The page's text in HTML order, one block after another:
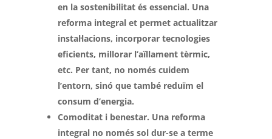
en la sostenibilitat és essencial. Una
reforma integral et permet actualitzar
instal·lacions, incorporar tecnologies
eficients, millorar l’aïllament tèrmic,
etc. Per tant, no només cuidem
l’entorn, sinó que també reduïm el
consum d’energia.
Comoditat i benestar. Una reforma
integral no només sol dur-se a terme